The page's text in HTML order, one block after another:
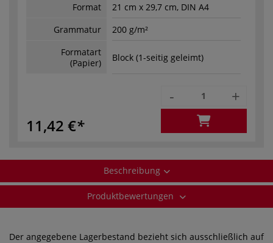
Format
21 cm x 29,7 cm, DIN A4
Grammatur
200 g/m²
Formatart
(Papier)
Block (1-seitig geleimt)
11,42 €
- +
Beschreibung
Produktbewertungen
Der angegebene Lagerbestand bezieht sich ausschließlich auf